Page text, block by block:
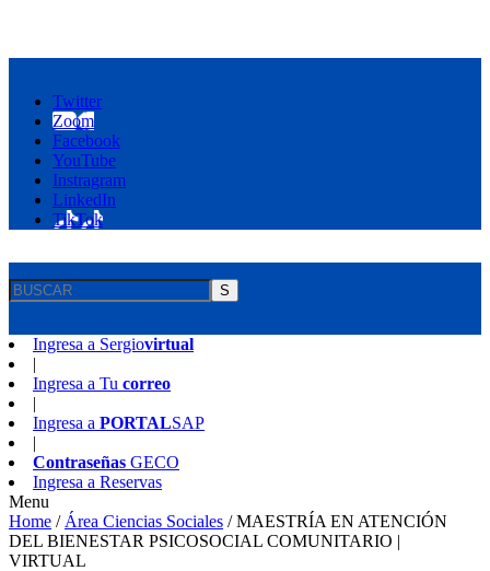
Twitter
Zoom
Facebook
YouTube
Instragram
LinkedIn
TikTok
S
Ingresa a Sergiovirtual
|
Ingresa a Tu correo
|
Ingresa a PORTALSAP
|
Contraseñas GECO
Ingresa a Reservas
Menu
Home / Área Ciencias Sociales /MAESTRÍA EN ATENCIÓN
DEL BIENESTAR PSICOSOCIAL COMUNITARIO |
VIRTUAL